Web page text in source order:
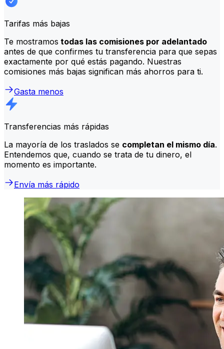
Tarifas más bajas
Te mostramos todas las comisiones por adelantado
antes de que confirmes tu transferencia para que sepas
exactamente por qué estás pagando. Nuestras
comisiones más bajas significan más ahorros para ti.
Gasta menos
Transferencias más rápidas
La mayoría de los traslados se completan el mismo día.
Entendemos que, cuando se trata de tu dinero, el
momento es importante.
Envía más rápido